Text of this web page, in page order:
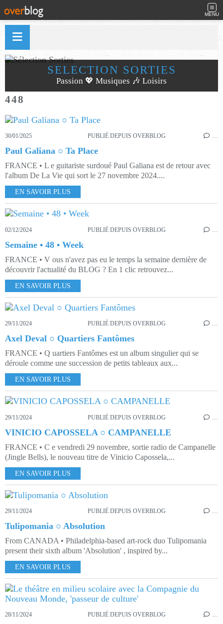
MENU
SÉLECTION SORTIES
Passion 💖 Musiques 🎶 Loisirs
448
30/01/2025 PUBLIÉ DEPUIS OVERBLOG …
Paul Galiana ○ Ta Place
FRANCE • L e guitariste surdoué Paul Galiana est de retour avec
l'album De La Vie qui sort le 27 novembre 2024....
EN SAVOIR PLUS
02/12/2024 PUBLIÉ DEPUIS OVERBLOG
Semaine • 48 • Week
FRANCE • V ous n'avez pas eu le temps la semaine dernière de
découvrir l'actualité du BLOG ? En 1 clic retrouvez...
EN SAVOIR PLUS
29/11/2024 PUBLIÉ DEPUIS OVERBLOG …
Axel Deval ○ Quartiers Fantômes
FRANCE • Q uartiers Fantômes est un album singulier qui se
déroule comme une succession de petits tableaux aux...
EN SAVOIR PLUS
29/11/2024 PUBLIÉ DEPUIS OVERBLOG
VINICIO CAPOSSELA ○ CAMPANELLE
FRANCE • C e vendredi 29 novembre, sortie radio de Campanelle
(Jingle Bells), le nouveau titre de Vinicio Capossela,...
EN SAVOIR PLUS
29/11/2024 PUBLIÉ DEPUIS OVERBLOG …
Tulipomania ○ Absolution
From CANADA • Philadelphia-based art-rock duo Tulipomania
present their sixth album 'Absolution' , inspired by...
EN SAVOIR PLUS
28/11/2024 PUBLIÉ DEPUIS OVERBLOG …